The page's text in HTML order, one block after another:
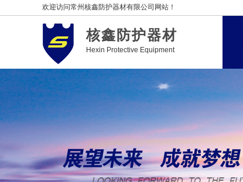
欢迎访问常州核鑫防护器材有限公司网站！
核鑫防护器材
Hexin Protective Equipment